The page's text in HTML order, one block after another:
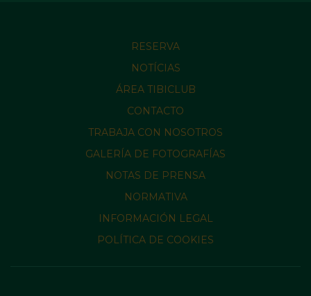
RESERVA
NOTÍCIAS
ÁREA TIBICLUB
CONTACTO
TRABAJA CON NOSOTROS
GALERÍA DE FOTOGRAFÍAS
NOTAS DE PRENSA
NORMATIVA
INFORMACIÓN LEGAL
POLÍTICA DE COOKIES